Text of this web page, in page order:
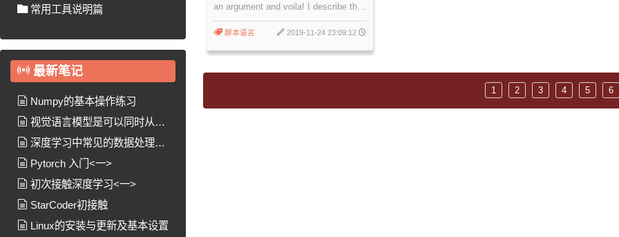
常用工具说明篇
最新笔记
Numpy的基本操作练习
视觉语言模型是可以同时从图
像和文本中学习以处理许多任务的
模型
深度学习中常见的数据处理方
法 Pytorch 入门<一>
初次接触深度学习<一>
StarCoder初接触
Linux的安装与更新及基本设置
an argument and voila! I describe this
process for every tools in this article.
I advise you to call the tools from the
is in the folder src
脚本语言 2019-11-24 23:09:12
1 2 3 4 5 6